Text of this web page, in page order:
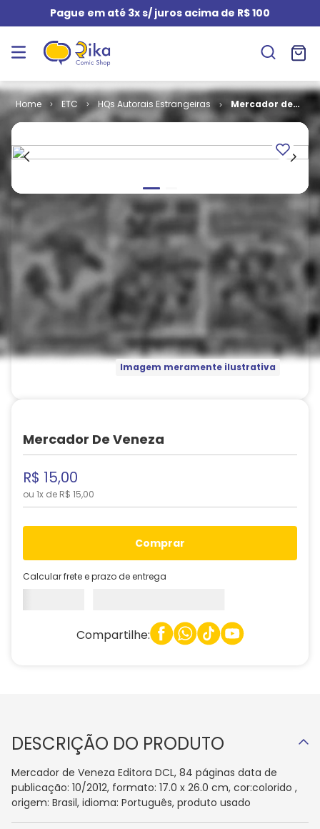
Pague em até 3x s/ juros acima de R$ 100
ETC HQs Autorais Estrangeiras
Mercador de
Veneza
Imagem meramente ilustrativa
Mercador De Veneza
R$ 15,00
ou 1x de R$ 15,00
comprar
Calcular frete e prazo de entrega
Compartilhe:
DESCRIÇÃO DO PRODUTO
Mercador de Veneza Editora DCL, 84 páginas data de
publicação: 10/2012, formato: 17.0 x 26.0 cm, cor:colorido ,
origem: Brasil, idioma: Português, produto usado